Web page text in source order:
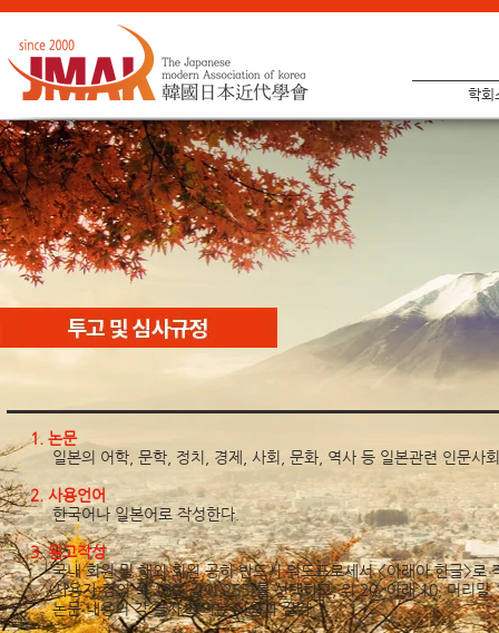
학회
1. 논문
일본의 어학, 문학, 정치, 경제, 사회, 문화, 역사 등 일본관련 인문사
2. 사용언어
한국어나 일본어로 작성한다.
3. 원고작성
국내 회원 및 해외 회원 공히 반드시 워드프로세서 <아래아 한글>로
(사용자정의 폭 180, 길이 255)를 선택하고, 위 20, 아래 10, 머리
논문 내용의각글자 크기는 다음과 같다.